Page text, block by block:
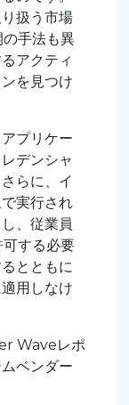
扱う市場
手法も異
アクティ
を見つけ
プリケー
デンシャ
らに、イ
実行され
、従業員
する必要
とともに
用しなけ
Waveレポ
ベンダー